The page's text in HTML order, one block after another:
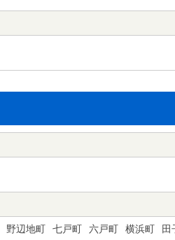
野辺地町 七戸町 六戸町 横浜町 田